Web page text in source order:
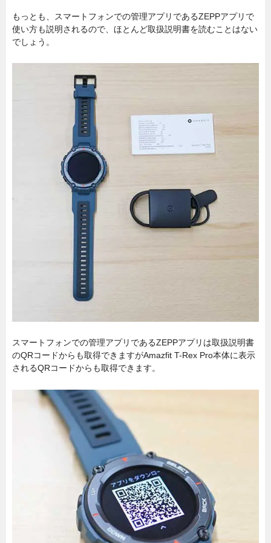
もっとも、スマートフォンでの管理アプリであるZEPPアプリで
使い方も説明されるので、ほとんど取扱説明書を読むことはない
でしょう。
スマートフォンでの管理アプリであるZEPPアプリは取扱説明書
のQRコードからも取得できますがAmazfit T-Rex Pro本体に表示
されるQRコードからも取得できます。